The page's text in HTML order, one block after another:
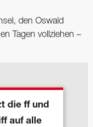
den Oswald
Tagen vollziehen –
die ff und
auf alle